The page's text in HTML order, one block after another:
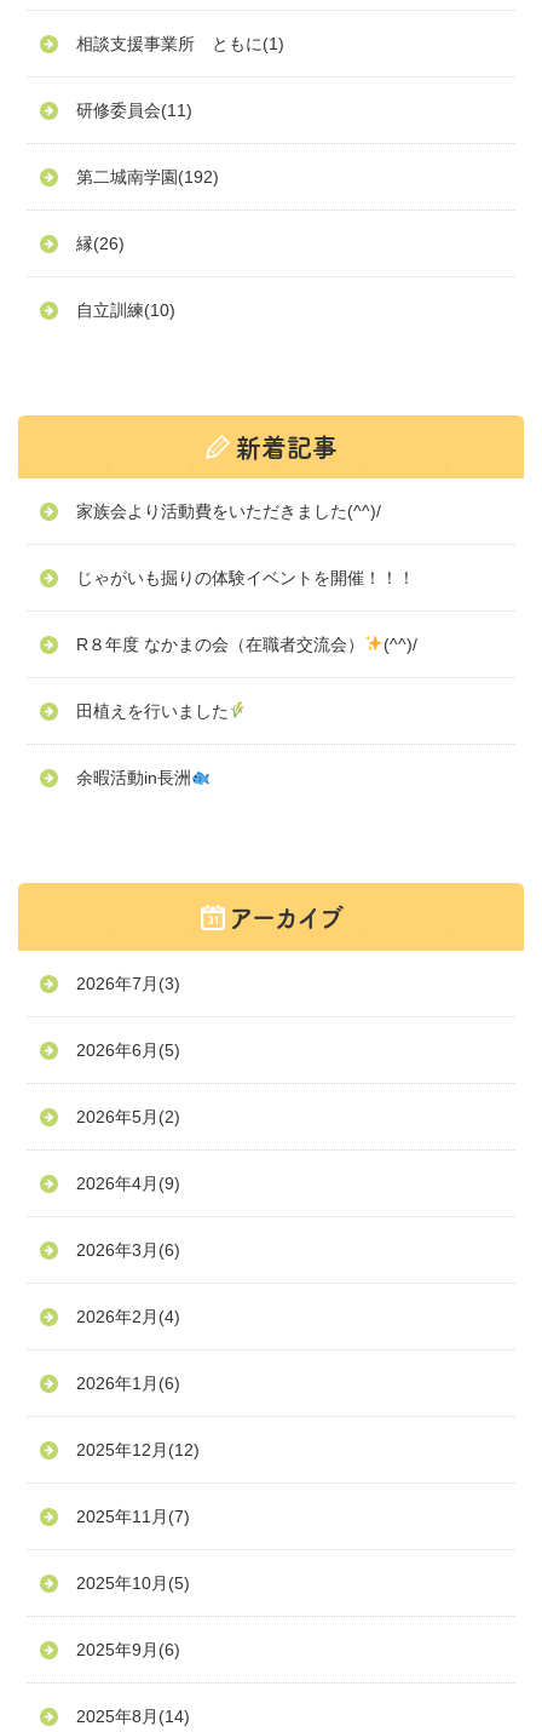
相談支援事業所 ともに(1)
研修委員会(11)
第二城南学園(192)
縁(26)
自立訓練(10)
家族会より活動費をいただきました(^^)/
じゃがいも掘りの体験イベントを開催！！！
R８年度 なかまの会（在職者交流会） (^^)/
田植えを行いました
余暇活動in長洲
2026年7月 (3)
2026年6月 (5)
2026年5月 (2)
2026年4月 (9)
2026年3月 (6)
2026年2月 (4)
2026年1月 (6)
2025年12月 (12)
2025年11月 (7)
2025年10月 (5)
2025年9月 (6)
2025年8月 (14)